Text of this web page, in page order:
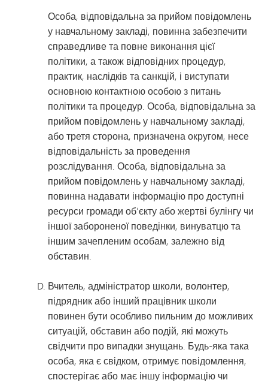
Особа, відповідальна за прийом повідомлень
у навчальному закладі, повинна забезпечити
справедливе та повне виконання цієї
політики, а також відповідних процедур,
практик, наслідків та санкцій, і виступати
основною контактною особою з питань
політики та процедур. Особа, відповідальна за
прийом повідомлень у навчальному закладі,
або третя сторона, призначена округом, несе
відповідальність за проведення
розслідування. Особа, відповідальна за
прийом повідомлень у навчальному закладі,
повинна надавати інформацію про доступні
ресурси громади об’єкту або жертві булінгу чи
іншої забороненої поведінки, винуватцю та
іншим зачепленим особам, залежно від
обставин.
Вчитель, адміністратор школи, волонтер,
підрядник або інший працівник школи
повинен бути особливо пильним до можливих
ситуацій, обставин або подій, які можуть
свідчити про випадки знущань. Будь-яка така
особа, яка є свідком, отримує повідомлення,
спостерігає або має іншу інформацію чи